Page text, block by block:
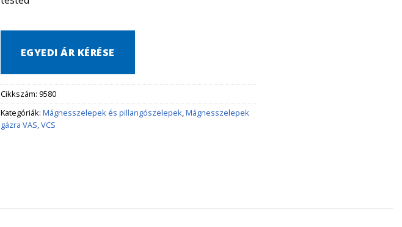
EGYEDI ÁR KÉRÉSE
Cikkszám: 9580
Kategóriák: Mágnesszelepek és pillangószelepek Mágnesszelepek
gázra VAS, VCS